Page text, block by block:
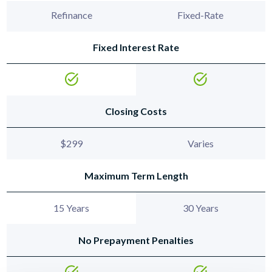
Refinance Fixed-Rate
Fixed Interest Rate
Closing Costs
$299 Varies
Maximum Term Length
15 Years 30 Years
No Prepayment Penalties